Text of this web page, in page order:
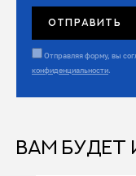
Отправляя форму, вы
конфиденциальности.
ВАМ БУДЕТ